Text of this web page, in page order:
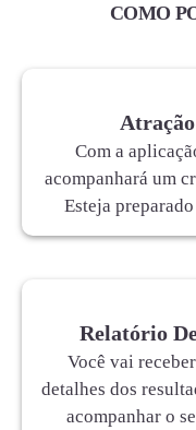
COMO
Com a
acompanhará um
Esteja
Relatório
Você vai
detalhes dos
acompanhar o